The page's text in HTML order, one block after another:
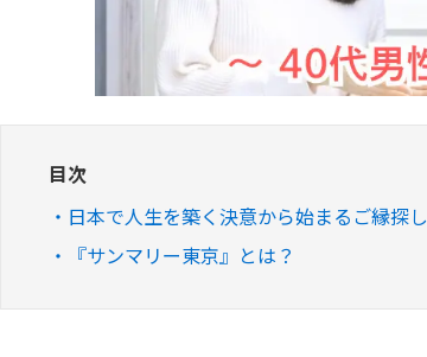
目次
日本で人生を築く決意から始まるご縁探し
『サンマリー東京』とは？